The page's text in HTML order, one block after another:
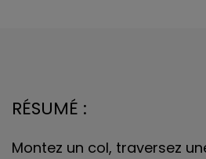
RÉSUMÉ :
Montez un col, traversez